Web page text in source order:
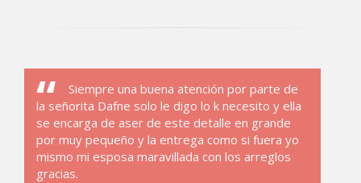
Siempre una buena atención por parte de
la señorita Dafne solo le digo lo k necesito y ella
se encarga de aser de este detalle en grande
por muy pequeño y la entrega como si fuera yo
mismo mi esposa maravillada con los arreglos
gracias.